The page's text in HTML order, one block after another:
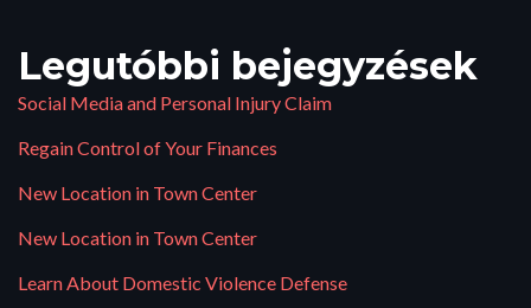
Legutóbbi bejegyzések
Social Media and Personal Injury Claim
Regain Control of Your Finances
New Location in Town Center
New Location in Town Center
Learn About Domestic Violence Defense